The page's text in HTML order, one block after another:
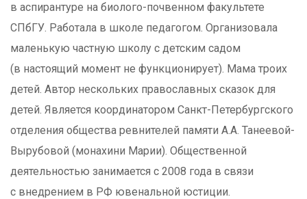
в аспирантуре на биолого-почвенном факультете
СПбГУ. Работала в школе педагогом. Организовала
маленькую частную школу с детским садом
(в настоящий момент не функционирует). Мама троих
детей. Автор нескольких православных сказок для
детей. Является координатором Санкт-Петербургского
отделения общества ревнителей памяти А.А. Танеевой-
Вырубовой (монахини Марии). Общественной
деятельностью занимается с 2008 года в связи
с внедрением в РФ ювенальной юстиции.